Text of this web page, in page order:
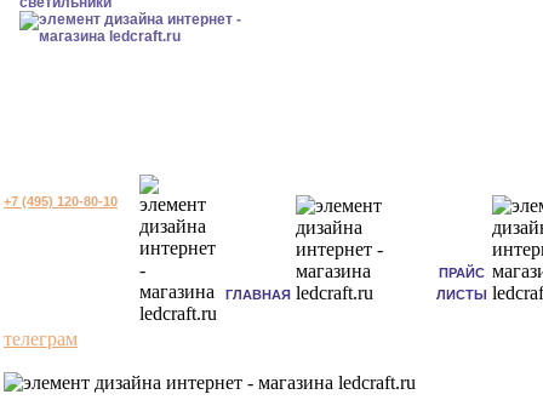
+7 (495) 120-80-10
ГЛАВНАЯ
ПРАЙС
ЛИСТЫ
телеграм